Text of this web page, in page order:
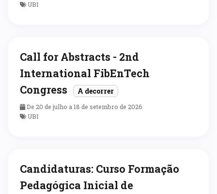
UBI
Call for Abstracts - 2nd
International FibEnTech
Congress
A decorrer
De 20 de julho a 18 de setembro de 2026
UBI
Candidaturas: Curso Formação
Pedagógica Inicial de